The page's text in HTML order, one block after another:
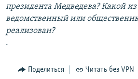
президента Медведева? Какой
ведомственный или
реализован?
.
Поделиться Читать без VPN